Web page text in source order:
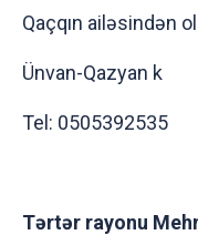
Qaçqın ailəsindən
Ünvan-Qazyan k
Tel: 0505392535
Tərtər rayonu